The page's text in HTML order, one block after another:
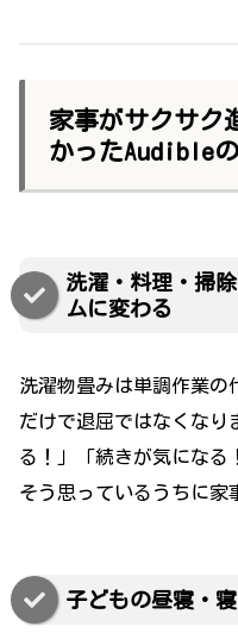
家事がサクサク
かったAudible
洗濯・料理・掃
ムに変わる
洗濯物畳みは単調作業の
だけで退屈ではなくなり
る！」「続きが気になる
そう思っているうちに家
子どもの昼寝・